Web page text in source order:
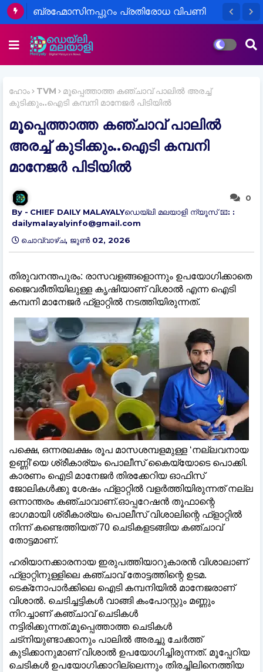
ബ്രഹ്മോസിനപ്പുറം പ്രതിരോധ വിപണി
കോടിയുടെ കയറ്റുമതി
ഹോം TVM
മൂപ്പെത്താത്ത കഞ്ചാവ് പാലിൽ അരച്ച്
കുടിക്കും..ഐടി കമ്പനി മാനേജര്‍ പിടിയിൽ
മൂപ്പെത്താത്ത കഞ്ചാവ് പാലിൽ
അരച്ച് കുടിക്കും..ഐടി കമ്പനി
മാനേജര്‍ പിടിയിൽ
0
CHIEF DAILY MALAYALYഡെയ്‌ലി മലയാളി ന്യൂസ് 📧: :
dailymalayalyinfo@gmail.com
ചൊവ്വാഴ്ച, ജൂൺ 02, 2026
തിരുവനന്തപുരം: രാസവളങ്ങളൊന്നും ഉപയോഗിക്കാതെ
ജൈവരീതിയിലുള്ള കൃഷിയാണ് വിശാല്‍ എന്ന ഐടി
കമ്പനി മാനേജര്‍ ഫ്‌ളാറ്റില്‍ നടത്തിയിരുന്നത്.
പക്ഷെ, ഒന്നരലക്ഷം രൂപ മാസശമ്പളമുള്ള ‘നല്ലവനായ
ഉണ്ണി’യെ ശ്രീകാര്യം പൊലീസ് കൈയ്യോടെ പൊക്കി.
കാരണം ഐടി മാനേജര്‍ തിരക്കേറിയ ഓഫിസ്
ജോലികള്‍ക്കു ശേഷം ഫ്‌ളാറ്റില്‍ വളര്‍ത്തിയിരുന്നത് നല്ല
ഒന്നാന്തരം കഞ്ചാവാണ്.ഓപ്പറേഷന്‍ തൂഫാന്റെ
ഭാഗമായി ശ്രീകാര്യം പൊലീസ് വിശാലിന്റെ ഫ്‌ളാറ്റില്‍
നിന്ന് കണ്ടെത്തിയത് 70 ചെടികളടങ്ങിയ കഞ്ചാവ്
തോട്ടമാണ്.
ഹരിയാനക്കാരനായ ഇരുപത്തിയാറുകാരന്‍ വിശാലാണ്
ഫ്‌ളാറ്റിനുള്ളിലെ കഞ്ചാവ് തോട്ടത്തിന്റെ ഉടമ.
ടെക്‌നോപാര്‍ക്കിലെ ഐടി കമ്പനിയില്‍ മാനേജരാണ്
വിശാല്‍. ചെടിച്ചട്ടികള്‍ വാങ്ങി കംപോസ്റ്റും മണ്ണും
നിറച്ചാണ് കഞ്ചാവ് ചെടികള്‍
നട്ടിരിക്കുന്നത്.മൂപ്പെത്താത്ത ചെടികള്‍
ചട്‌നിയുണ്ടാക്കാനും പാലില്‍ അരച്ചു ചേര്‍ത്ത്
കുടിക്കാനുമാണ് വിശാല്‍ ഉപയോഗിച്ചിരുന്നത്. മൂപ്പേറിയ
ചെടികള്‍ ഉപയോഗിക്കാറില്ലെന്നും തിരച്ചിലിനെത്തിയ